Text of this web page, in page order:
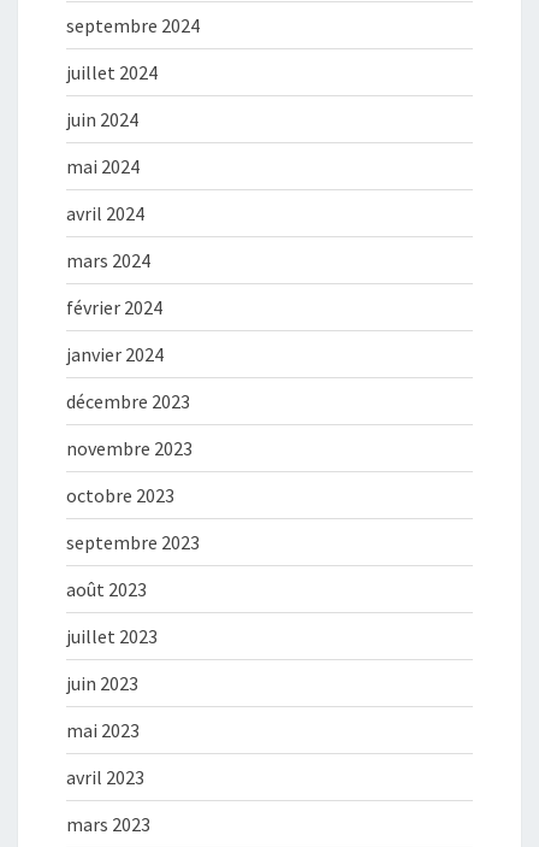
septembre 2024
juillet 2024
juin 2024
mai 2024
avril 2024
mars 2024
février 2024
janvier 2024
décembre 2023
novembre 2023
octobre 2023
septembre 2023
août 2023
juillet 2023
juin 2023
mai 2023
avril 2023
mars 2023